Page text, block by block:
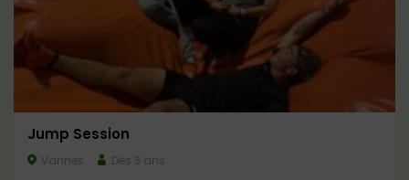
Jump Session
Vannes Dès 3 ans